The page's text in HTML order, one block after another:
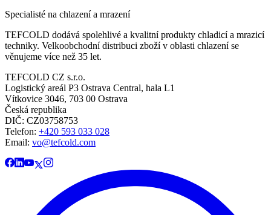
Specialisté na chlazení a mrazení
TEFCOLD dodává spolehlivé a kvalitní produkty chladicí a mrazicí
techniky. Velkoobchodní distribuci zboží v oblasti chlazení se
věnujeme více než 35 let.
TEFCOLD CZ s.r.o.
Logistický areál P3 Ostrava Central, hala L1
Vítkovice 3046, 703 00 Ostrava
Česká republika
DIČ: CZ03758753​​​​​​
Telefon: +420 593 033 028
Email: vo@tefcold.com